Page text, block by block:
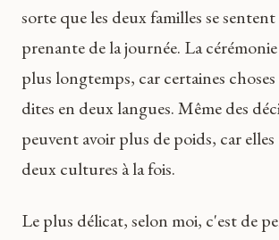
sorte que les deux familles se
prenante de la journée. La
plus longtemps, car certaines
dites en deux langues. Même des
peuvent avoir plus de poids, car
deux cultures à la fois.
Le plus délicat, selon moi, c'est de